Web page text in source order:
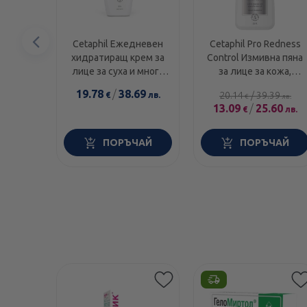
Cetaphil Ежедневен
хидратиращ крем за
лице за суха и много
19.78€ /38.69лв.
ПОРЪЧАЙ
Cetaphil Pro Redness
Control Измивна пяна
за лице за кожа,
зачервявания 236мл
20.14€ /39.39лв.
13.09€ / 25.60лв.
ПОРЪЧАЙ
Предишен
елемент